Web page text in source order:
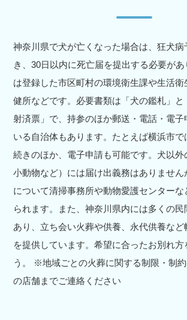
神奈川県で犬が亡くなった場合は、狂犬
き、30日以内に死亡届を提出する必要が
は登録した市区町村の環境衛生課や生活衛
健所などです。必要書類は「犬の鑑札」と
射済票」で、持参のほか郵送・電話・電子
いる自治体もあります。たとえば横浜市
続きのほか、電子申請も可能です。犬以
小動物など）には届け出義務はありません
について清掃事務所や動物愛護センターな
られます。また、神奈川県内には多くの民
あり、立ち会い火葬や供養、永代供養など
を提供しています。希望に合ったお別れ方
う。 ※地域ごとの火葬に関する制限・制
の店舗までご連絡ください